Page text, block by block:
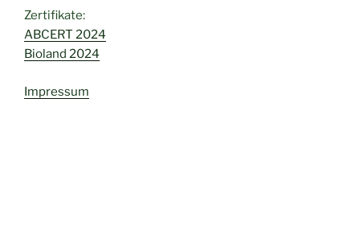
Zertifikate:
ABCERT 2024
Bioland 2024
Impressum